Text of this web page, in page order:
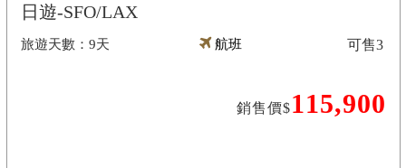
日遊-SFO/LAX
9天 航班
銷售價$115,900
可售3